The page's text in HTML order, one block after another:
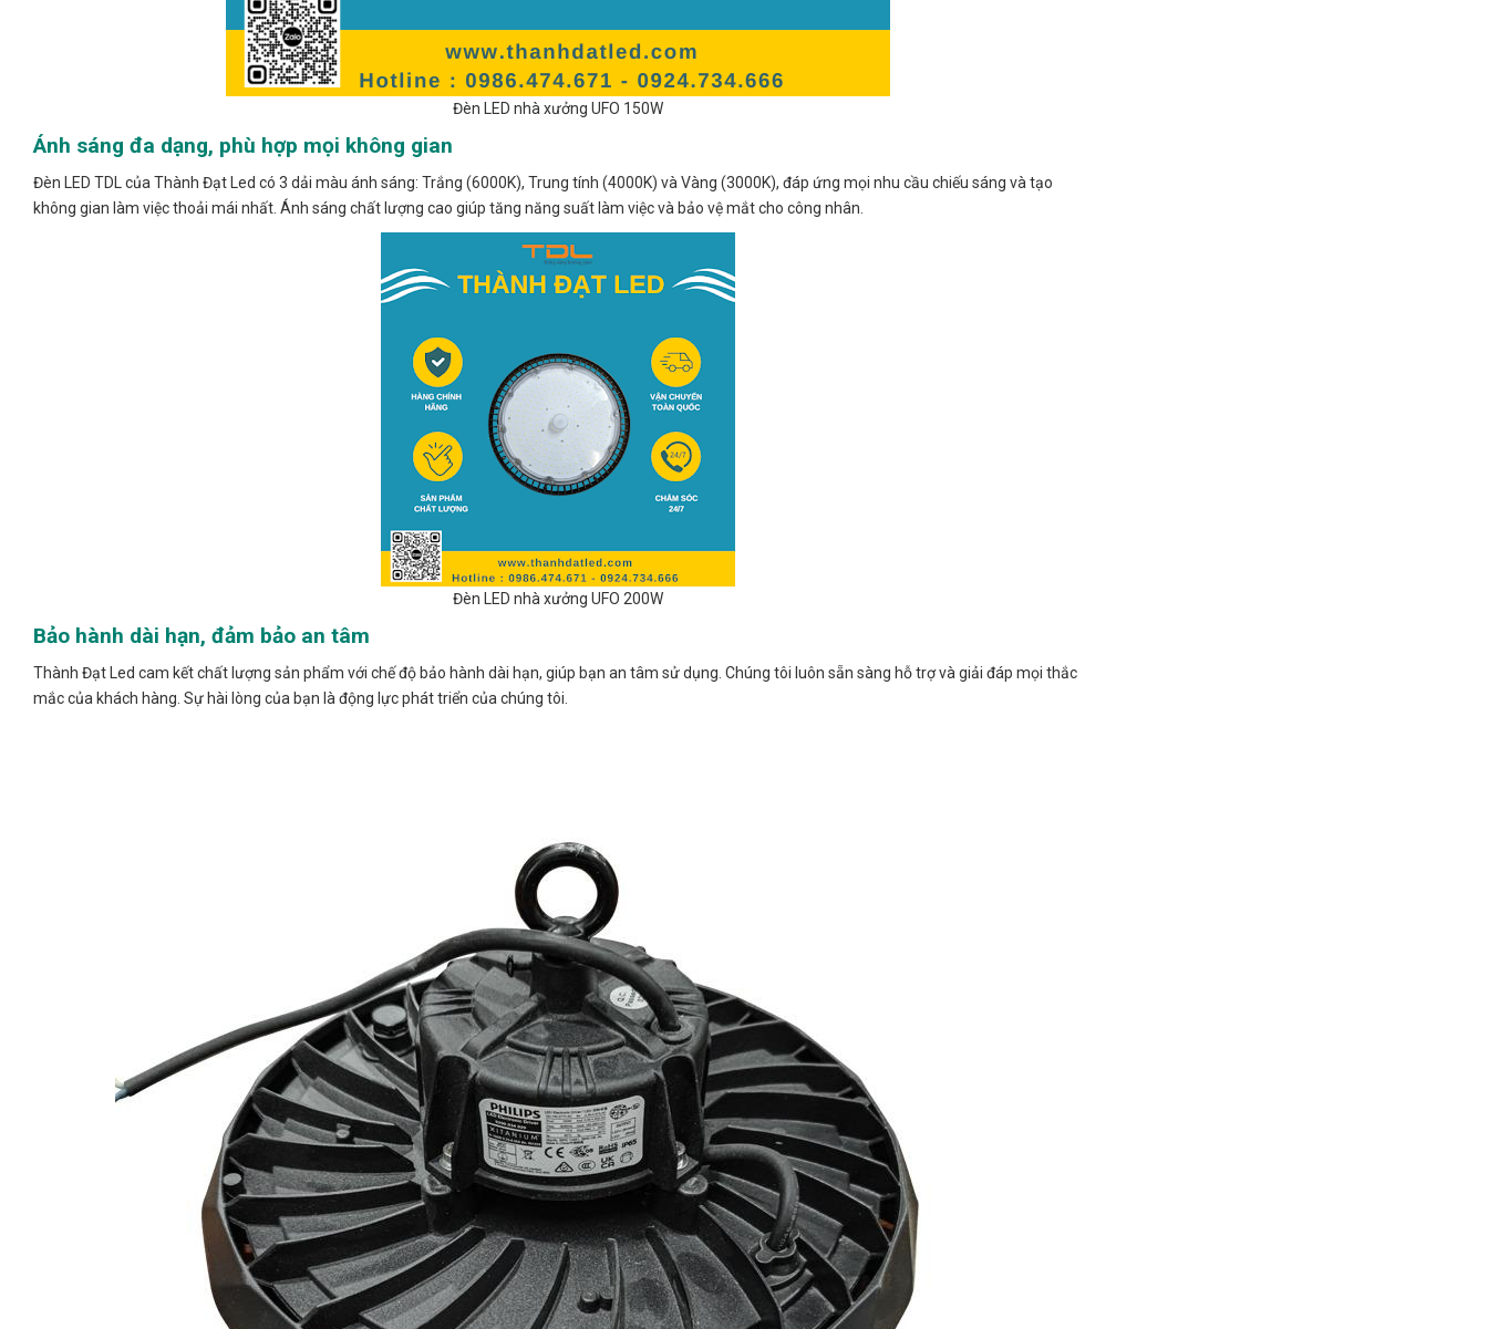
Đèn LED nhà xưởng UFO 150W
Ánh sáng đa dạng, phù hợp mọi không gian
Đèn LED TDL của Thành Đạt Led có 3 dải màu ánh sáng: Trắng (6000K), Trung tính (4000K) và Vàng (3000K), đáp ứng mọi nhu cầu chiếu sáng và tạo
không gian làm việc thoải mái nhất. Ánh sáng chất lượng cao giúp tăng năng suất làm việc và bảo vệ mắt cho công nhân.
Đèn LED nhà xưởng UFO 200W
Bảo hành dài hạn, đảm bảo an tâm
Thành Đạt Led cam kết chất lượng sản phẩm với chế độ bảo hành dài hạn, giúp bạn an tâm sử dụng. Chúng tôi luôn sẵn sàng hỗ trợ và giải đáp mọi thắc
mắc của khách hàng. Sự hài lòng của bạn là động lực phát triển của chúng tôi.